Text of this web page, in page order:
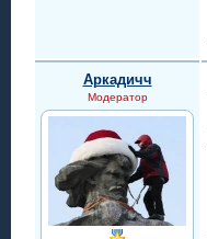
Аркадичч
Модератор